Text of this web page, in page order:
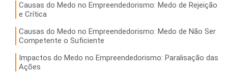
Causas do Medo no Empreendedorismo: Medo de Rejeição
e Crítica
Causas do Medo no Empreendedorismo: Medo de Não Ser
Competente o Suficiente
Impactos do Medo no Empreendedorismo: Paralisação das
Ações